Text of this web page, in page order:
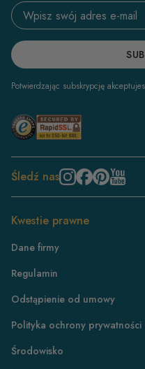
Email address
Potwierdzając subskrypcję
Śledź nas
Kwestie prawne
Dane firmy
Regulamin
Odstąpienie od umowy
Polityka ochrony prywatności
Środowisko